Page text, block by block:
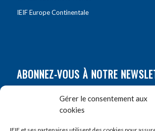
Gérer le consentement aux
cookies
IEIF Europe Continentale
ABONNEZ-VOUS À NOTRE
Prénom*